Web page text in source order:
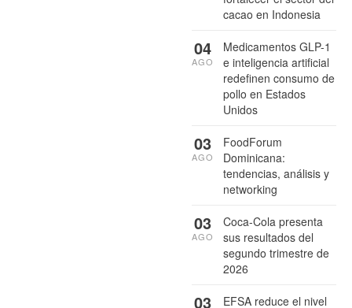
cacao en Indonesia
Medicamentos GLP-1
e inteligencia artificial
redefinen consumo de
pollo en Estados
Unidos
04
AGO
FoodForum
Dominicana:
tendencias, análisis y
networking
03
AGO
Coca-Cola presenta
sus resultados del
segundo trimestre de
2026
03
AGO
EFSA reduce el nivel
03